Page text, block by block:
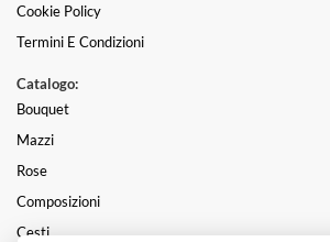
Cookie Policy
Termini E Condizioni
Catalogo:
Bouquet
Mazzi
Rose
Composizioni
Cesti